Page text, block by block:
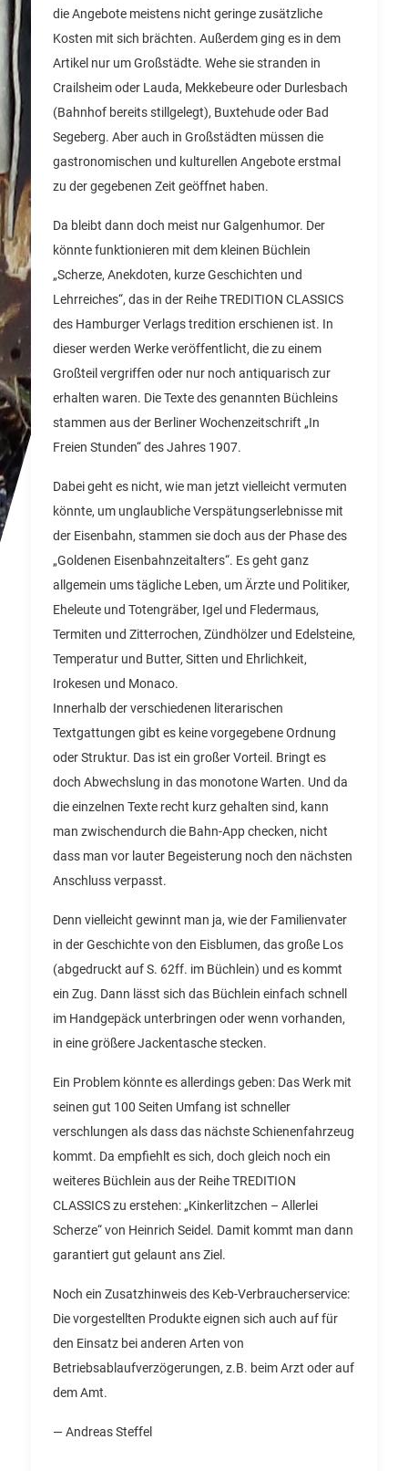
die Angebote meistens nicht geringe zusätzliche
Kosten mit sich brächten. Außerdem ging es in dem
Artikel nur um Großstädte. Wehe sie stranden in
Crailsheim oder Lauda, Mekkebeure oder Durlesbach
(Bahnhof bereits stillgelegt), Buxtehude oder Bad
Segeberg. Aber auch in Großstädten müssen die
gastronomischen und kulturellen Angebote erstmal
zu der gegebenen Zeit geöffnet haben.
Da bleibt dann doch meist nur Galgenhumor. Der
könnte funktionieren mit dem kleinen Büchlein
„Scherze, Anekdoten, kurze Geschichten und
Lehrreiches“, das in der Reihe TREDITION CLASSICS
des Hamburger Verlags tredition erschienen ist. In
dieser werden Werke veröffentlicht, die zu einem
Großteil vergriffen oder nur noch antiquarisch zur
erhalten waren. Die Texte des genannten Büchleins
stammen aus der Berliner Wochenzeitschrift „In
Freien Stunden“ des Jahres 1907.
Dabei geht es nicht, wie man jetzt vielleicht vermuten
könnte, um unglaubliche Verspätungserlebnisse mit
der Eisenbahn, stammen sie doch aus der Phase des
„Goldenen Eisenbahnzeitalters“. Es geht ganz
allgemein ums tägliche Leben, um Ärzte und Politiker,
Eheleute und Totengräber, Igel und Fledermaus,
Termiten und Zitterrochen, Zündhölzer und Edelsteine,
Temperatur und Butter, Sitten und Ehrlichkeit,
Irokesen und Monaco.
Innerhalb der verschiedenen literarischen
Textgattungen gibt es keine vorgegebene Ordnung
oder Struktur. Das ist ein großer Vorteil. Bringt es
doch Abwechslung in das monotone Warten. Und da
die einzelnen Texte recht kurz gehalten sind, kann
man zwischendurch die Bahn-App checken, nicht
dass man vor lauter Begeisterung noch den nächsten
Anschluss verpasst.
Denn vielleicht gewinnt man ja, wie der Familienvater
in der Geschichte von den Eisblumen, das große Los
(abgedruckt auf S. 62ff. im Büchlein) und es kommt
ein Zug. Dann lässt sich das Büchlein einfach schnell
im Handgepäck unterbringen oder wenn vorhanden,
in eine größere Jackentasche stecken.
Ein Problem könnte es allerdings geben: Das Werk mit
seinen gut 100 Seiten Umfang ist schneller
verschlungen als dass das nächste Schienenfahrzeug
kommt. Da empfiehlt es sich, doch gleich noch ein
weiteres Büchlein aus der Reihe TREDITION
CLASSICS zu erstehen: „Kinkerlitzchen – Allerlei
Scherze“ von Heinrich Seidel. Damit kommt man dann
garantiert gut gelaunt ans Ziel.
Noch ein Zusatzhinweis des Keb-Verbraucherservice:
Die vorgestellten Produkte eignen sich auch auf für
den Einsatz bei anderen Arten von
Betriebsablaufverzögerungen, z.B. beim Arzt oder auf
dem Amt.
— Andreas Steffel